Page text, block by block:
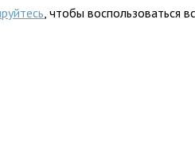
, чтобы воспользоваться